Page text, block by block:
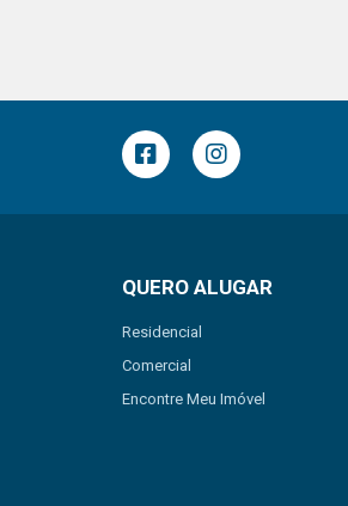
QUERO ALUGAR
Residencial
Comercial
Encontre Meu Imóvel